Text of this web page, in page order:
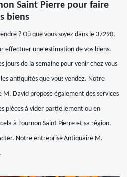
Saint Pierre pour faire
biens
? Où que vous soyez dans le 37290,
effectuer une estimation de vos biens.
jours de la semaine pour venir chez vous
antiquités que vous vendez. Notre
David propose également des services
pièces à vider partiellement ou en
à Tournon Saint Pierre et sa région.
Notre entreprise Antiquaire M.